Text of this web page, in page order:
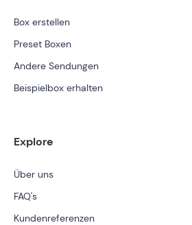
Box erstellen
Preset Boxen
Andere Sendungen
Beispielbox erhalten
Explore
Über uns
FAQ's
Kundenreferenzen